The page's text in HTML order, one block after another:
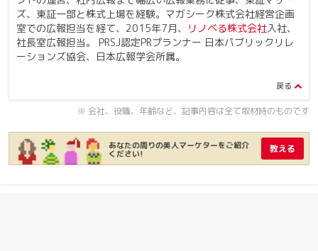
ズ、東証一部と株式上場を経験。マガシーク株式会社経営企画
室での広報担当を経て、2015年7月、
リノベる株式会社入社、
社長室広報担当。 PRSJ認定PRプランナー 日本パブリックリレ
ーションズ協会、日本広報学会所属。
※ 会社、役職、年齢など、記事内容は全て取材時のものです
あなたの周りの美人マーケターをご紹介
ください! 教える